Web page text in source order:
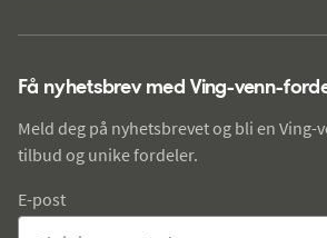
Få nyhetsbrev med Ving-venn-
Meld deg på nyhetsbrevet og bli en Ving-
tilbud og unike fordeler.
E-post